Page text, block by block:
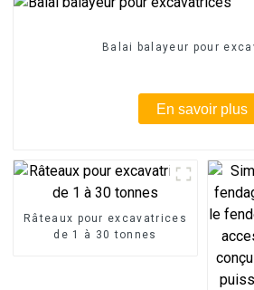
Balai balayeur pour
En savoir plus
Râteaux pour excavatrices
de 1 à 30 tonnes